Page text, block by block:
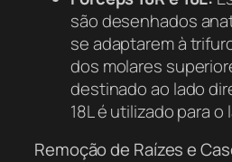
são desenhados
se adaptarem à
dos molares
destinado ao lado
18L é utilizado para
Remoção de Raízes e